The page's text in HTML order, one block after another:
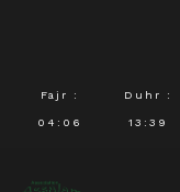
Fajr :
04:06
Duhr :
13:39